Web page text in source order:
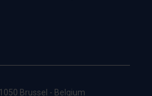
Brussel - Belgium